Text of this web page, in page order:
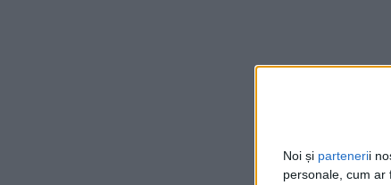
Noi și partenerii
personale, cum ar